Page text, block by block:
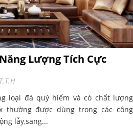
Lượng Tích Cực
T.T.H
loại đá quý hiếm và có chất lượng
thường được dùng trong các công
lẫy,sang...